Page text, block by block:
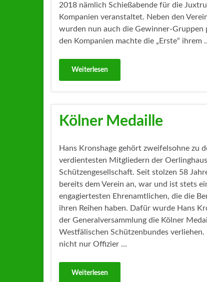
2018 nämlich Schießabende für die
Kompanien veranstaltet. Neben den
wurden nun auch die Gewinner-Gruppen
den Kompanien machte die „Erste“ ihrem
Weiterlesen
Kölner Medaille
Hans Kronshage gehört zweifelsohne zu
verdientesten Mitgliedern der
Schützengesellschaft. Seit stolzen 58
bereits dem Verein an, war und ist stets
engagiertesten Ehrenamtlichen, die die
ihren Reihen haben. Dafür wurde Hans
der Generalversammlung die Kölner
Westfälischen Schützenbundes verliehen.
nicht nur Offizier …
Weiterlesen